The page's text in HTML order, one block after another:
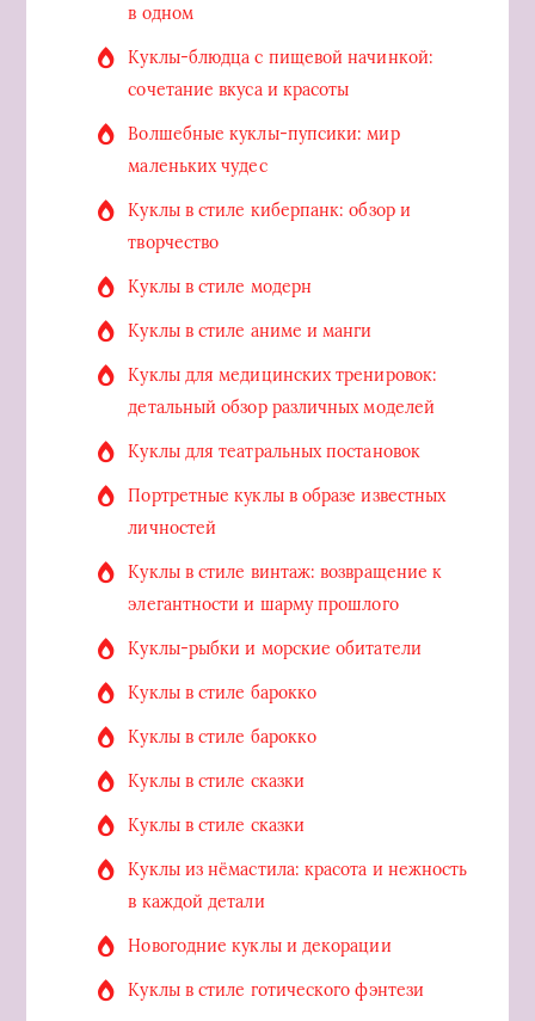
в одном
Куклы-блюдца с пищевой начинкой:
сочетание вкуса и красоты
Волшебные куклы-пупсики: мир
маленьких чудес
Куклы в стиле киберпанк: обзор и
творчество
Куклы в стиле модерн
Куклы в стиле аниме и манги
Куклы для медицинских тренировок:
детальный обзор различных моделей
Куклы для театральных постановок
Портретные куклы в образе известных
личностей
Куклы в стиле винтаж: возвращение к
элегантности и шарму прошлого
Куклы-рыбки и морские обитатели
Куклы в стиле барокко
Куклы в стиле барокко
Куклы в стиле сказки
Куклы в стиле сказки
Куклы из нёмастила: красота и нежность
в каждой детали
Новогодние куклы и декорации
Куклы в стиле готического фэнтези